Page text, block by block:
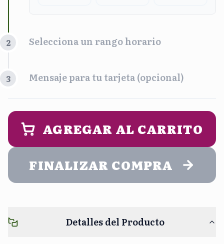
2 Selecciona un rango horario
Mañana Tarde
5:00 pm - 9:00 pm
3 Mensaje para tu tarjeta (opcional)
PERSONALIZA UN MENSAJE DE
ENTREGA (opcional)
AGREGAR AL CARRITO
FINALIZAR COMPRA
Detalles del Producto